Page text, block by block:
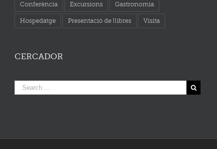
Conferència Excursions Gastronomia
Hospedatge Presentació de llibres Visita
CERCADOR